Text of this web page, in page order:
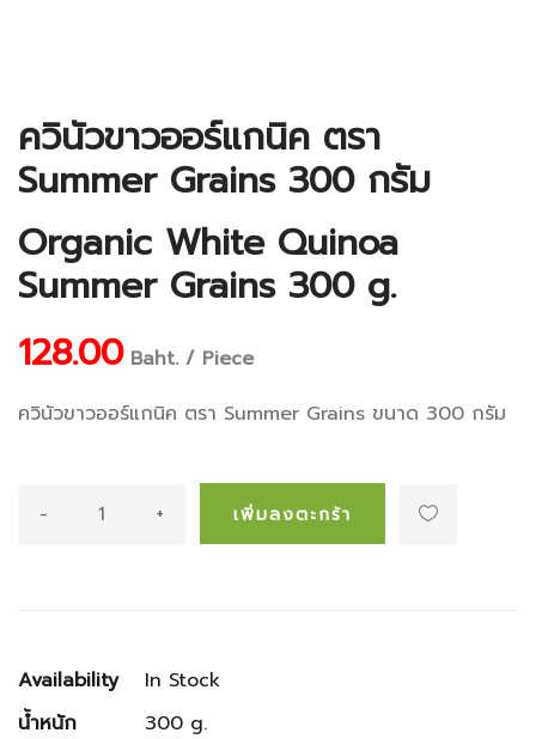
ควินัวขาวออร์แกนิค ตรา
Summer Grains 300 กรัม
Organic White Quinoa
Summer Grains 300 g.
128.00Baht. / Piece
ควินัวขาวออร์แกนิค ตรา Summer Grains ขนาด 300 กรัม
- + เพิ่มลงตะกร้า
Availability
In Stock
น้ำหนัก
300 g.